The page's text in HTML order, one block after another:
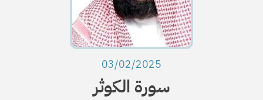
03/02/2025
سورة الكوثر